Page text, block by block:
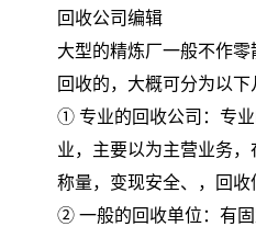
回收公司编辑
大型的精炼厂一般不作
回收的，大概可分为以下
① 专业的回收公司：专
业，主要以为主营业务，
称量，变现安全、，回收
② 一般的回收单位：有